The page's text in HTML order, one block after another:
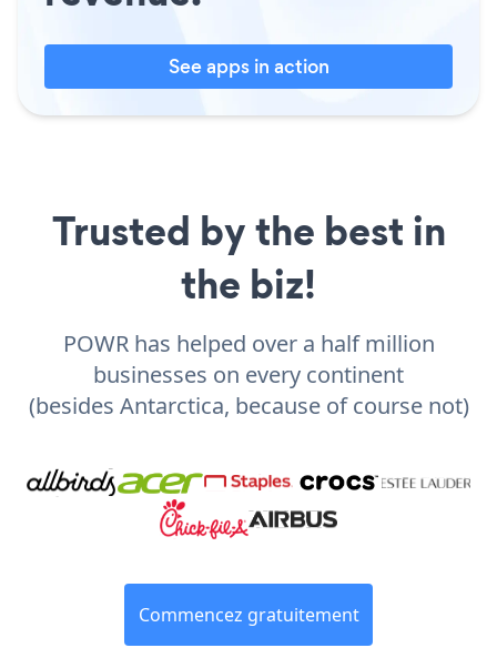
See apps in action
Trusted by the best in
the biz!
POWR has helped over a half million
businesses on every continent
(besides Antarctica, because of course not)
Commencez gratuitement